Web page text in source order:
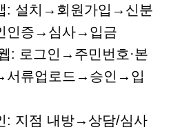
: 설치→회원가입→신분
인증→심사→입금
: 로그인→주민번호·본
서류업로드→승인→입
: 지점 내방→상담/심사